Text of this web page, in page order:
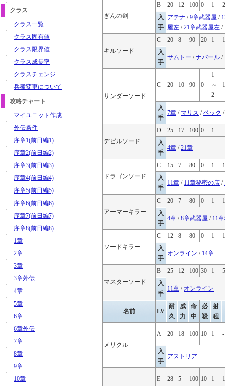
ぎんの剣
B 20 12 100 0 1
入
手
アテナ /9章武器屋 /
屋左 /21章武器屋左 /
キルソード
C 20 8 90 20 1
入
手
サムトー /ナバール /
サンダーソード
C 20 10 90 0
1
～
2
入
手
7章 / マリス /ベック
デビルソード
D 25 17 100 0 1
-
入
手
4章 /21章
ドラゴンソード
C 15 7 80 0 1
入
手
11章 / 11章秘密の店 /
アーマーキラー
C 20 7 80 0 1
入
手
4章 /8章武器屋 / 11
ソードキラー
C 12 8 80 0 1
入
手
オンライン / 14章
マスターソード
B 25 12 100 30 1
入
手
11章 / オンライン
名前 LV
耐
久
威
力
命
中
必
殺
射
程
メリクル
A 20 18 100 10 1 -
入
手
アストリア
E 28 5 100 10 1
クラス
クラス一覧
クラス固有値
クラス限界値
クラス成長率
クラスチェンジ
兵種変更について
攻略チャート
マイユニット作成
外伝条件
序章1(前日編1)
序章2(前日編2)
序章3(前日編3)
序章4(前日編4)
序章5(前日編5)
序章6(前日編6)
序章7(前日編7)
序章8(前日編8)
1章
2章
3章
3章外伝
4章
5章
6章
6章外伝
7章
8章
9章
10章